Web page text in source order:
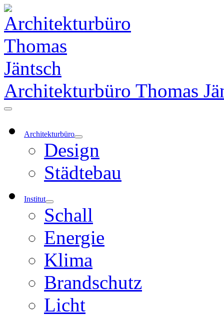
Zum
Inhalt
springen
Architekturbüro Thomas
Hauptmenü
Architekturbüro
Design
Städtebau
Institut
Schall
Energie
Klima
Brandschutz
Licht